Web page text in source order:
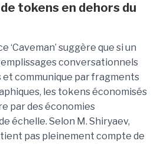
tokens en dehors du
‘Caveman’ suggère que si un
conversationnels
et communique par fragments
les tokens économisés
par des économies
échelle. Selon M. Shiryaev,
pas pleinement compte de